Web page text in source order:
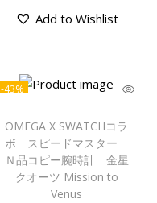
Add to Wishlist
-43%
OMEGA X SWATCHコラ
ボ スピードマスター
Ｎ品コピー腕時計 金星
クオーツ Mission to
Venus